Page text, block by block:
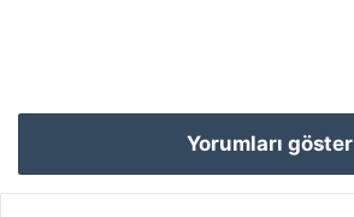
Yorumları göster